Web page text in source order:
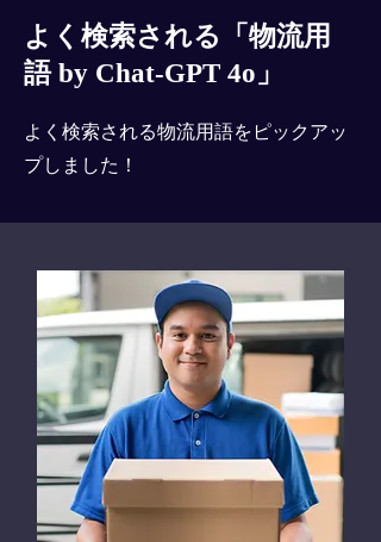
よく検索される「物流用
語 by Chat-GPT 4o」
よく検索される物流用語をピックアッ
プしました！